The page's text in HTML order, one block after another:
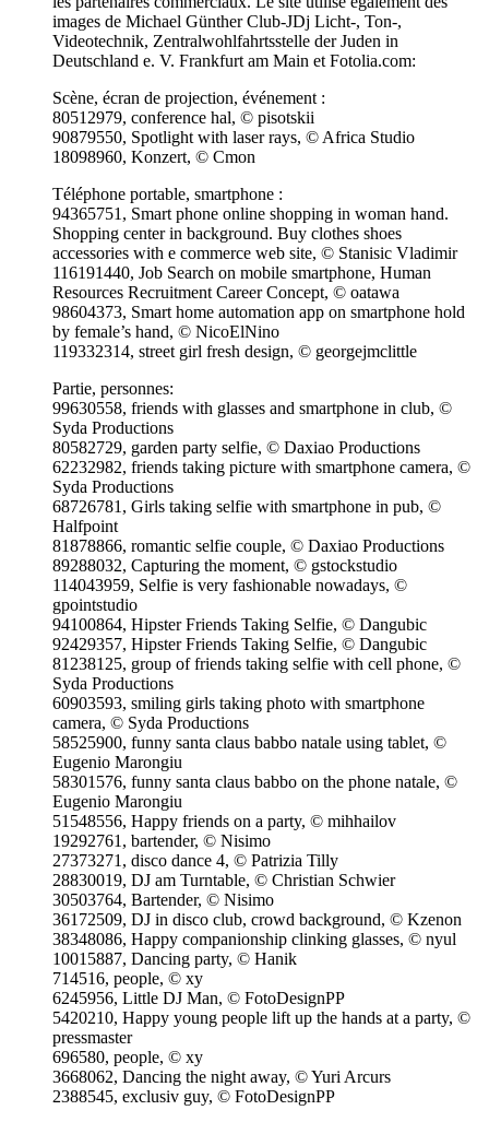
images de Michael Günther Club-JDj Licht-, Ton-,
Videotechnik, Zentralwohlfahrtsstelle der Juden in
Deutschland e. V. Frankfurt am Main et Fotolia.com:
Scène, écran de projection, événement :
80512979, conference hal, © pisotskii
90879550, Spotlight with laser rays, © Africa Studio
18098960, Konzert, © Cmon
Téléphone portable, smartphone :
94365751, Smart phone online shopping in woman hand.
Shopping center in background. Buy clothes shoes
accessories with e commerce web site, © Stanisic Vladimir
116191440, Job Search on mobile smartphone, Human
Resources Recruitment Career Concept, © oatawa
98604373, Smart home automation app on smartphone hold
by female’s hand, © NicoElNino
119332314, street girl fresh design, © georgejmclittle
Partie, personnes:
99630558, friends with glasses and smartphone in club, ©
Syda Productions
80582729, garden party selfie, © Daxiao Productions
62232982, friends taking picture with smartphone camera, ©
Syda Productions
68726781, Girls taking selfie with smartphone in pub, ©
Halfpoint
81878866, romantic selfie couple, © Daxiao Productions
89288032, Capturing the moment, © gstockstudio
114043959, Selfie is very fashionable nowadays, ©
gpointstudio
94100864, Hipster Friends Taking Selfie, © Dangubic
92429357, Hipster Friends Taking Selfie, © Dangubic
81238125, group of friends taking selfie with cell phone, ©
Syda Productions
60903593, smiling girls taking photo with smartphone
camera, © Syda Productions
58525900, funny santa claus babbo natale using tablet, ©
Eugenio Marongiu
58301576, funny santa claus babbo on the phone natale, ©
Eugenio Marongiu
51548556, Happy friends on a party, © mihhailov
19292761, bartender, © Nisimo
27373271, disco dance 4, © Patrizia Tilly
28830019, DJ am Turntable, © Christian Schwier
30503764, Bartender, © Nisimo
36172509, DJ in disco club, crowd background, © Kzenon
38348086, Happy companionship clinking glasses, © nyul
10015887, Dancing party, © Hanik
714516, people, © xy
6245956, Little DJ Man, © FotoDesignPP
5420210, Happy young people lift up the hands at a party, ©
pressmaster
696580, people, © xy
3668062, Dancing the night away, © Yuri Arcurs
2388545, exclusiv guy, © FotoDesignPP